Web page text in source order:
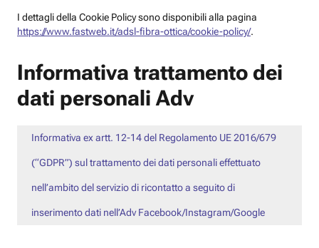
I dettagli della Cookie Policy sono disponibili alla pagina
https://www.fastweb.it/adsl-fibra-ottica/cookie-policy/.
Informativa trattamento dei
dati personali Adv
Informativa ex artt. 12-14 del Regolamento UE 2016/679
(“GDPR”) sul trattamento dei dati personali effettuato
nell’ambito del servizio di ricontatto a seguito di
inserimento dati nell’Adv Facebook/Instagram/Google